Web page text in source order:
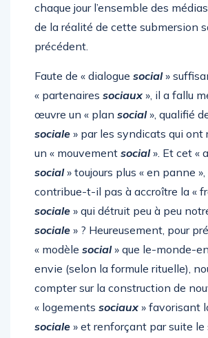
chaque jour l’ensemble des
de la réalité de cette submersion
précédent.
Faute de « dialogue social»
« partenaires sociaux », il a fallu
œuvre un « plan social», qualifié
sociale » par les syndicats qui ont
un « mouvement social». Et cet «
social» toujours plus « en panne »,
contribue-t-il pas à accroître la «
sociale » qui détruit peu à peu
sociale » ? Heureusement, pour
« modèle social» que le-monde-
envie (selon la formule rituelle),
compter sur la construction de
« logements sociaux » favorisant
sociale » et renforçant par suite le